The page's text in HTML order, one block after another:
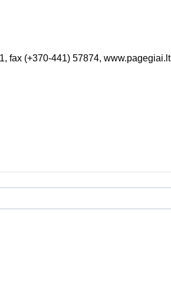
fax (+370-441) 57874, www.pagegiai.lt